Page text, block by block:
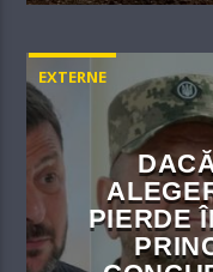
EXTERNE
PIERDE